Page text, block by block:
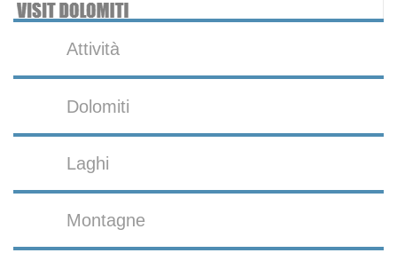
Attività
Dolomiti
Laghi
Montagne